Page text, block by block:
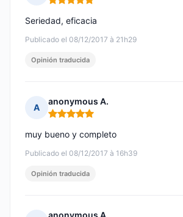
Nota: 5 de 5
Publicado el 08/12/2017 à 21h29
Seriedad, eficacia
Opinión traducida
A
anonymous A.
Nota: 5 de 5
Publicado el 08/12/2017 à 16h39
muy bueno y completo
Opinión traducida